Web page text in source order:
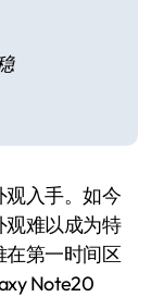
观入手。如今
观难以成为特
在第一时间区
Note20